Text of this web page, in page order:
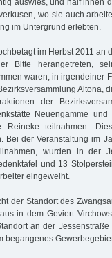
wo sie auch
im Untergrund erlebten.
im Herbst 2011 an
Bitte herangetreten,
waren, in irgendeiner
Altona,
der
Neuengamme
teilnahmen.
Bei der Veranstaltung im
wurden in der
und 13
eingeweiht.
der Standort des
in dem Geviert
an der
begangenes